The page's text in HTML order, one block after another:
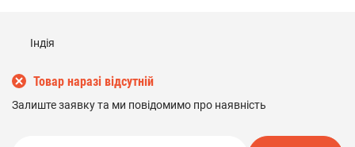
Індія
Товар наразі відсутній
Залиште заявку та ми повідомимо про наявність